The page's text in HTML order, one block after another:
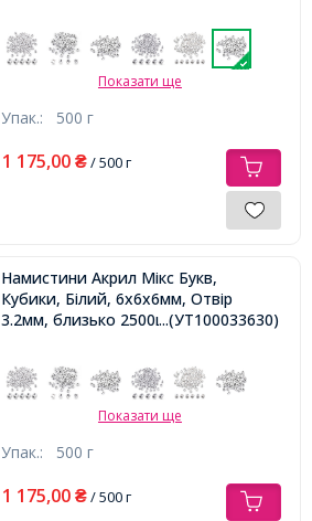
Показати ще
Упак.: 500 г
1 175,00 ₴/ 500 г
Намистини Акрил Мікс Букв,
Кубики, Білий, 6х6х6мм, Отвір
3.2мм, близько 2500шт/500г,...(УТ100033630)
Показати ще
Упак.: 500 г
1 175,00 ₴/ 500 г